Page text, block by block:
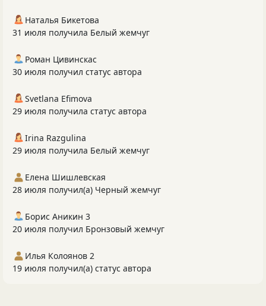
Наталья Бикетова
31 июля получила Белый жемчуг
Роман Цивинскас
30 июля получил статус автора
Svetlana Efimova
29 июля получила статус автора
Irina Razgulina
29 июля получила Белый жемчуг
Елена Шишлевская
28 июля получил(а) Черный жемчуг
Борис Аникин 3
20 июля получил Бронзовый жемчуг
Илья Колоянов 2
19 июля получил(а) статус автора